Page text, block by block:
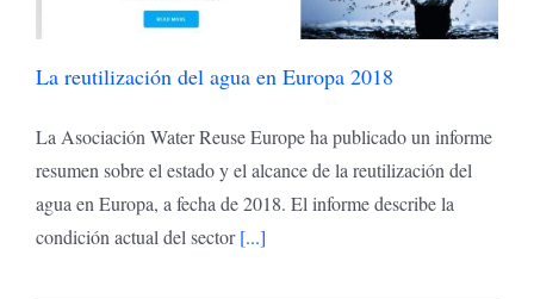
La reutilización del agua en Europa 2018
La Asociación Water Reuse Europe ha publicado un informe
resumen sobre el estado y el alcance de la reutilización del
agua en Europa, a fecha de 2018. El informe describe la
condición actual del sector[...]